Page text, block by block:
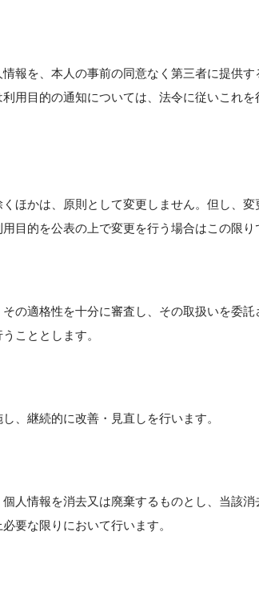
報を、本人の事前の同意なく第三者に提供
用目的の通知については、法令に従いこれを
ほかは、原則として変更しません。但し、
目的を公表の上で変更を行う場合はこの限り
の適格性を十分に審査し、その取扱いを委
こととします。
、継続的に改善・見直しを行います。
人情報を消去又は廃棄するものとし、当該
要な限りにおいて行います。